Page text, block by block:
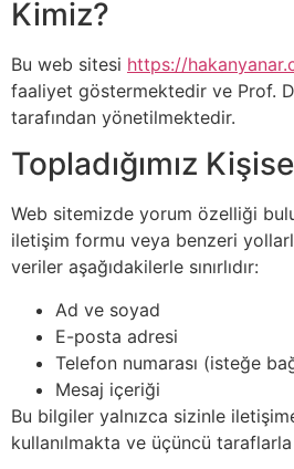
Kimiz?
Bu web sitesi https://
faaliyet göstermektedir ve Prof.
tarafından yönetilmektedir.
Topladığımız
Web sitemizde yorum özelliği
iletişim formu veya benzeri
veriler aşağıdakilerle sınırlıdır:
Ad ve soyad
E-posta adresi
Telefon numarası (isteğe
Mesaj içeriği
Bu bilgiler yalnızca sizinle
kullanılmakta ve üçüncü taraflarla